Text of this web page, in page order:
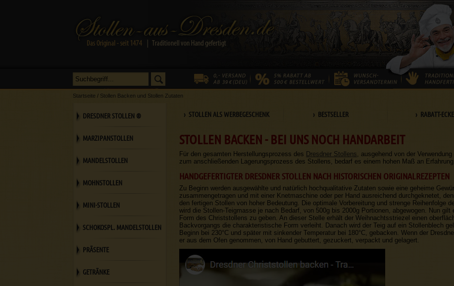
Startseite / Stollen Backen und Stollen Zutaten
› STOLLEN ALS WERBEGESCHENK › BESTSELLER › RABATT-ECKE
STOLLEN BACKEN - BEI UNS NOCH HANDARBEIT
Für den gesamten Herstellungsprozess des Dresdner Stollens, ausgehend von der
zum anschließenden Lagerungsprozess des Stollens, bedarf es einem hohen Maß an
HANDGEFERTIGTER DRESDNER STOLLEN NACH HISTORISCHEN ORIGINALREZEPTEN
Zu Beginn werden ausgewählte und natürlich hochqualitative Zutaten sowie eine geheime
zusammengetragen und mit einer Knetmaschine oder per Hand ausreichend durchgeknetet,
den fertigen Stollen von hoher Bedeutung. Die optimale Vorbereitung und strenge Reihenfolge
wird die Stollen-Teigmasse je nach Bedarf, von 500g bis 2000g Portionen, abgewogen. Nun
Form des Christstollens zu geben. An dieser Stelle erhält der Weihnachtsstriezel einen
Backvorgangs die charakteristische Form verleiht. Danach wird der Teig auf ein Stollenblech
Beginn bei 230°C und später mit sinkender Temperatur bei 180°C, gebacken. Wenn der
er aus dem Ofen genommen, von Hand gebuttert, gezuckert, verpackt und gelagert.
DRESDNER STOLLEN ®
MARZIPANSTOLLEN
MANDELSTOLLEN
MOHNSTOLLEN
MINI-STOLLEN
SCHOKOSPL. MANDELSTOLLEN
PRÄSENTE
GETRÄNKE